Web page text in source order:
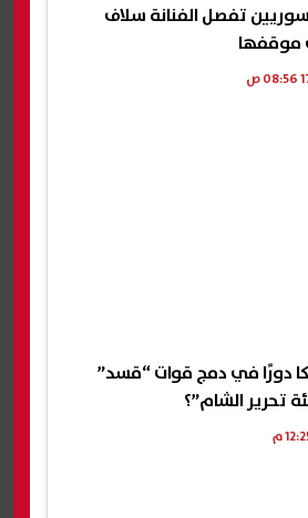
تفصل الفنانة سلاف
موقفها
دورًا في دمج قوات “قسد”
تحرير الشام”؟